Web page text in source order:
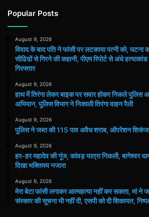
Popular Posts
August 9, 2026
विवाद के बाद पति ने फांसी पर लटकाया पत्नी को, घटना
सीढिय़ों से गिरने की कहानी, पीएम रिपोर्ट से अंधे
गिरफ्तार
August 9, 2026
हाथ मेंं तिरंगा लेकर बाइक पर सवार होकर निकले पुलिस
अभियान, पुलिस विभाग ने निकाली तिरंगा वाहन रैली
August 9, 2026
पुलिस ने जब्त की 115 पाव अवैध शराब, ऑपरेशन शिकंजा :
August 9, 2026
हर-हर महादेव की गूंज, कांवड़ यात्रा निकली, बागेश्वर
दिखा भक्तिमय नजारा
August 9, 2026
मेरा बेटा फांसी लगाकर आत्महत्या नहीं कर सकता, मां ने
संस्कार की सूचना भी नहीं दी, एसपी को दी शिकायत,